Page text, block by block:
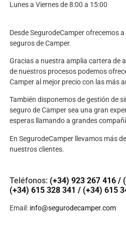
Lunes a Viernes de 8:00 a 15:00
Desde SegurodeCamper ofrecemos
seguros de Camper.
Gracias a nuestra amplia cartera de
de nuestros procesos podemos
Camper al mejor precio con las más
También disponemos de gestión de
seguro de Camper sea una gran
esperas llamando a grandes
En SegurodeCamper llevamos más
nuestros clientes.
Teléfonos: (+34) 923 267 416/
(+34) 615 328 341 / (+34) 615
Email: info@segurodecamper.com